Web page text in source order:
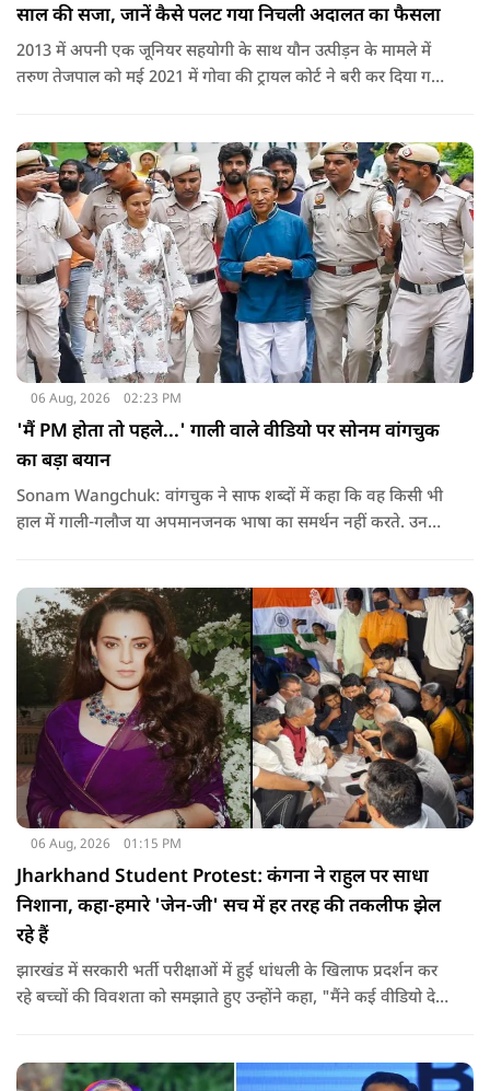
साल की सजा, जानें कैसे पलट गया निचली अदालत का फैसला
2013 में अपनी एक जूनियर सहयोगी के साथ यौन उत्पीड़न के मामले में
तरुण तेजपाल को मई 2021 में गोवा की ट्रायल कोर्ट ने बरी कर दिया गया
06 Aug, 2026 02:23 PM
'मैं PM होता तो पहले...' गाली वाले वीडियो पर सोनम वांगचुक
का बड़ा बयान
Sonam Wangchuk: वांगचुक ने साफ शब्दों में कहा कि वह किसी भी
हाल में गाली-गलौज या अपमानजनक भाषा का समर्थन नहीं करते. उनका
06 Aug, 2026 01:15 PM
Jharkhand Student Protest: कंगना ने राहुल पर साधा
निशाना, कहा-हमारे 'जेन-जी' सच में हर तरह की तकलीफ झेल
रहे हैं
झारखंड में सरकारी भर्ती परीक्षाओं में हुई धांधली के खिलाफ प्रदर्शन कर
रहे बच्चों की विवशता को समझाते हुए उन्होंने कहा, "मैंने कई वीडियो देखे
यहां तक गंभीर हैं कि बच्चों के पास ऑनलाइन फूड नहीं जा पा रहा है. ऐसी